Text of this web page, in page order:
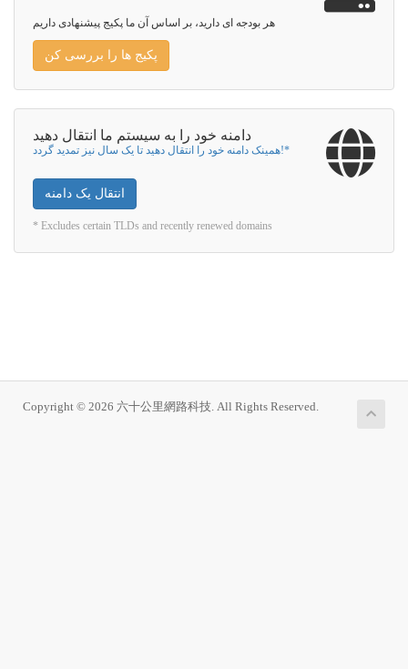
هر بودجه ای دارید، بر اساس آن ما پکیج پیشنهادی داریم
پکیج ها را بررسی کن
دامنه خود را به سیستم ما انتقال دهید
همینک دامنه خود را انتقال دهید تا یک سال نیز تمدید گردد!*
انتقال یک دامنه
* Excludes certain TLDs and recently renewed domains
Copyright © 2026 六十公里網路科技. All Rights Reserved.